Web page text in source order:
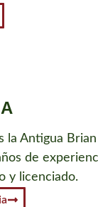
la Antigua
de
y licenciado.